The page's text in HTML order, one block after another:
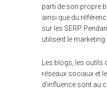
parti de son propre
ainsi que du
sur les SERP.
utilisent le marketing
Les blogs, les outils
réseaux sociaux et
d'influence sont au